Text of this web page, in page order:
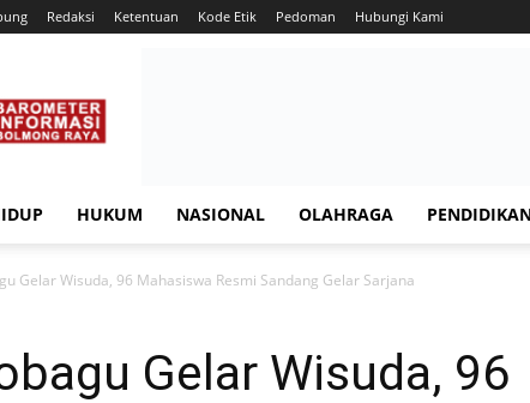
Redaksi Ketentuan Kode Etik Pedoman Hubungi Kami
HUKUM NASIONAL OLAHRAGA
Gelar Wisuda, 96 Mahasiswa Resmi Sandang Gelar Sarjana
Gelar Wisuda, 96